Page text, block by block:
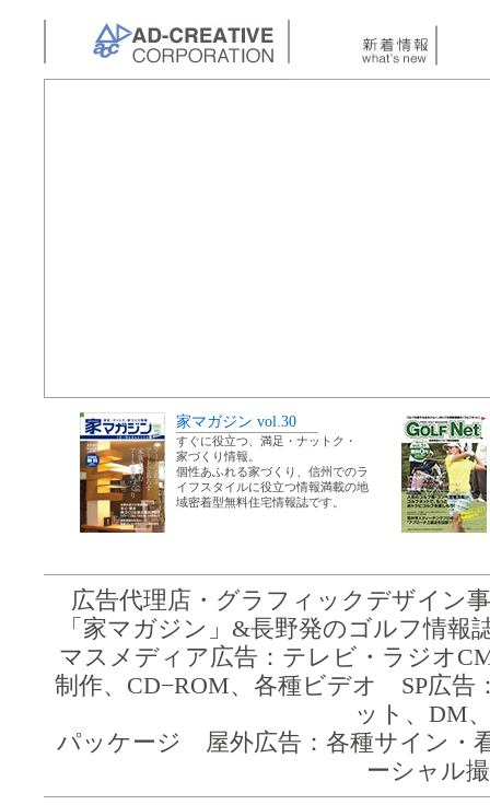
家マガジン vol.30
すぐに役立つ、満足・ナットク・
家づくり情報。
個性あふれる家づくり、信州でのラ
イフスタイルに役立つ情報満載の地
域密着型無料住宅情報誌です。
広告代理店・グラフィックデザイン
「家マガジン」&長野発のゴルフ情報
マスメディア広告：テレビ・ラジオ
制作、CD−ROM、各種ビデオ SP広告
ット、DM
パッケージ 屋外広告：各種サイン
ーシャル